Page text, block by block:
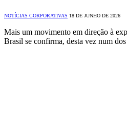
NOTÍCIAS CORPORATIVAS 18 DE JUNHO DE 2026
Mais um movimento em direção à
Brasil se confirma, desta vez num